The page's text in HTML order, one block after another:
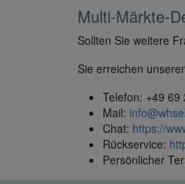
Multi-Märkte-
Sollten Sie weitere
Sie erreichen
Telefon: +49 69
Mail:
Chat: https://
Rückservice:
Persönlicher